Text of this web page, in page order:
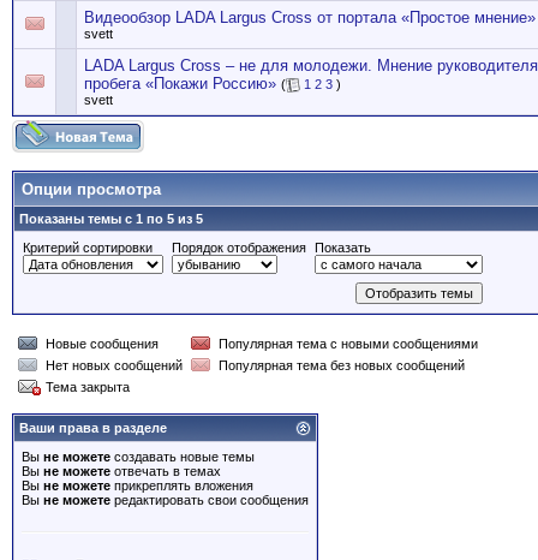
Видеообзор LADA Largus Cross от портала «Простое мнение»
svett
LADA Largus Cross – не для молодежи. Мнение
пробега «Покажи Россию» ( 1 2 3 )
svett
Опции просмотра
Показаны темы с 1 по 5 из 5
Критерий сортировки
Порядок отображения Показать
Новые сообщения
Популярная тема с новыми сообщениями
Нет новых сообщений
Популярная тема без новых сообщений
Тема закрыта
Ваши права в разделе
Вы не можете создавать новые темы
Вы не можете отвечать в темах
Вы не можете прикреплять вложения
Вы не можете редактировать свои сообщения